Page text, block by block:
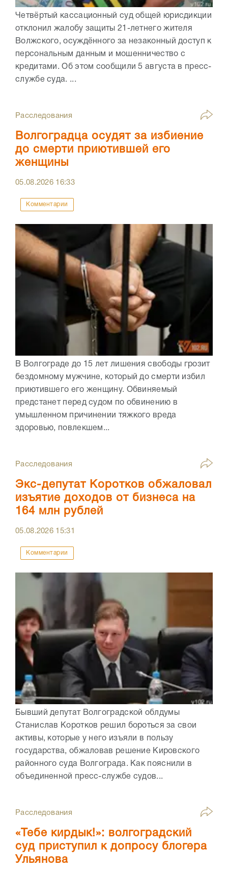
Четвёртый кассационный суд общей юрисдикции
отклонил жалобу защиты 21-летнего жителя
Волжского, осуждённого за незаконный доступ к
персональным данным и мошенничество с
кредитами. Об этом сообщили 5 августа в пресс-
службе суда. ...
Расследования
Волгоградца осудят за избиение
до смерти приютившей его
женщины
05.08.2026 16:33
Комментарии
В Волгограде до 15 лет лишения свободы грозит
бездомному мужчине, который до смерти избил
приютившего его женщину. Обвиняемый
предстанет перед судом по обвинению в
умышленном причинении тяжкого вреда
здоровью, повлекшем...
Расследования
Экс-депутат Коротков обжаловал
изъятие доходов от бизнеса на
164 млн рублей
05.08.2026 15:31
Комментарии
Бывший депутат Волгоградской облдумы
Станислав Коротков решил бороться за свои
активы, которые у него изъяли в пользу
государства, обжаловав решение Кировского
районного суда Волгограда. Как пояснили в
объединенной пресс-службе судов...
Расследования
«Тебе кирдык!»: волгоградский
суд приступил к допросу блогера
Ульянова